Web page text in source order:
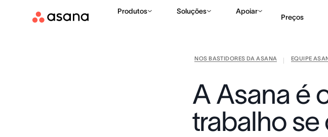
Produtos Soluções Apoiar
Preços
NOS BASTIDORES DA ASANA EQUIPE
A Asana é
trabalho